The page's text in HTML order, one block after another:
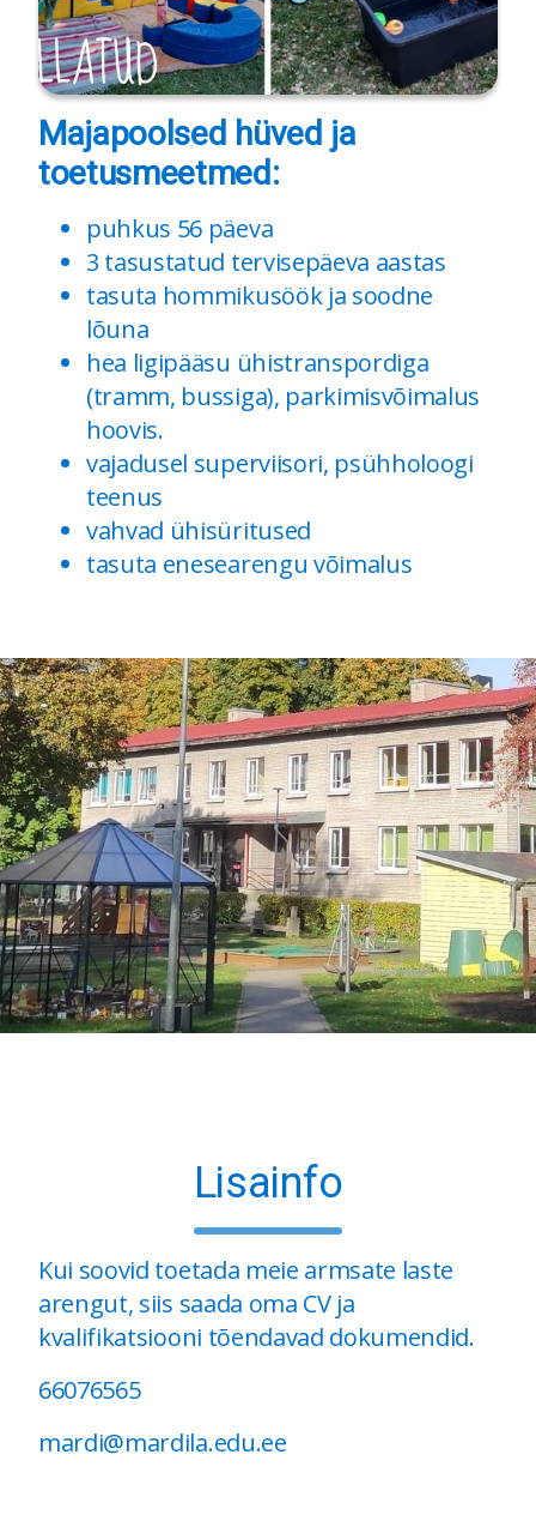
Majapoolsed hüved ja
toetusmeetmed:
puhkus 56 päeva
3 tasustatud tervisepäeva aastas
tasuta hommikusöök ja soodne
lõuna
hea ligipääsu ühistranspordiga
(tramm, bussiga), parkimisvõimalus
hoovis.
vajadusel superviisori, psühholoogi
teenus
vahvad ühisüritused
tasuta enesearengu võimalus
Lisainfo
Kui soovid toetada meie armsate laste
arengut, siis saada oma CV ja
kvalifikatsiooni tõendavad dokumendid.
66076565
mardi@mardila.edu.ee